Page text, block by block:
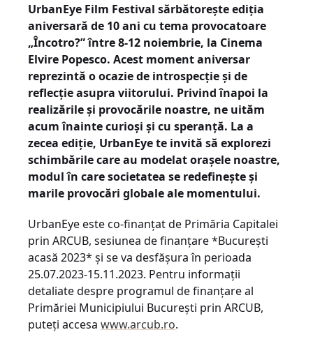
UrbanEye Film Festival sărbătorește ediția
aniversară de 10 ani cu tema provocatoare
„Încotro?” între 8-12 noiembrie, la Cinema
Elvire Popesco. Acest moment aniversar
reprezintă o ocazie de introspecție și de
reflecție asupra viitorului. Privind înapoi la
realizările și provocările noastre, ne uităm
acum înainte curioși și cu speranță. La a
zecea ediție, UrbanEye te invită să explorezi
schimbările care au modelat orașele noastre,
modul în care societatea se redefinește și
marile provocări globale ale momentului.
UrbanEye este co-finanțat de Primăria Capitalei
prin ARCUB, sesiunea de finanțare *București
acasă 2023* și se va desfășura în perioada
25.07.2023-15.11.2023. Pentru informații
detaliate despre programul de finanțare al
Primăriei Municipiului București prin ARCUB,
puteți accesa www.arcub.ro.